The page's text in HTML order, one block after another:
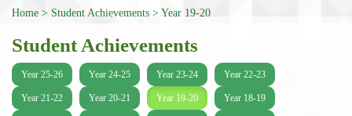
Home Student Achievements Year 19-20
Student Achievements
Year 25-26 Year 24-25 Year 23-24 Year 22-23
Year 21-22 Year 20-21 Year 19-20 Year 18-19